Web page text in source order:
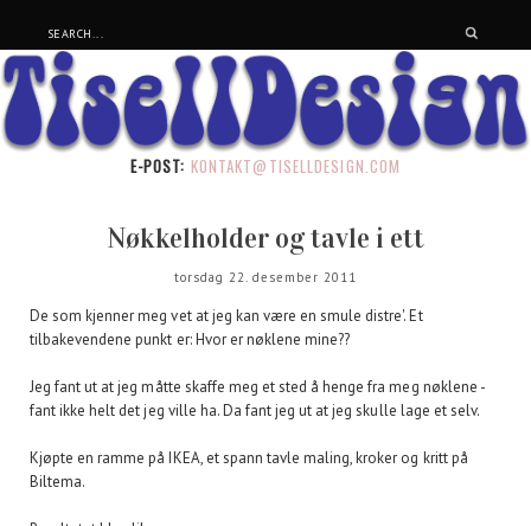
E-POST: KONTAKT@TISELLDESIGN.COM
Nøkkelholder og tavle i ett
torsdag 22. desember 2011
De som kjenner meg vet at jeg kan være en smule distre'. Et
tilbakevendene punkt er: Hvor er nøklene mine??
Jeg fant ut at jeg måtte skaffe meg et sted å henge fra meg nøklene -
fant ikke helt det jeg ville ha. Da fant jeg ut at jeg skulle lage et selv.
Kjøpte en ramme på IKEA, et spann tavle maling, kroker og kritt på
Biltema.